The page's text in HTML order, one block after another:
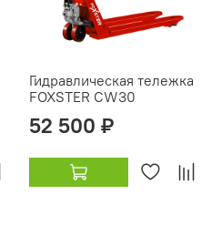
Гидравлическая тележка
FOXSTER CW30
52 500 ₽